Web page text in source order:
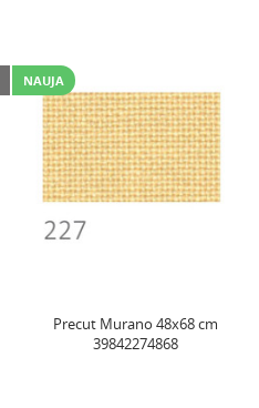
NAUJA
Precut Murano 48x68 cm
39842274868